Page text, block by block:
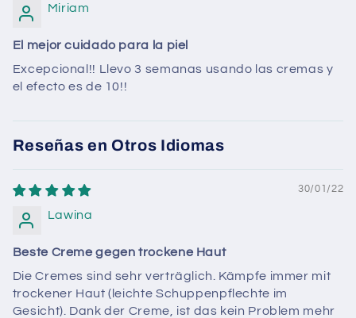
Miriam
El mejor cuidado para la piel
Excepcional!! Llevo 3 semanas usando las cremas y
el efecto es de 10!!
Reseñas en Otros Idiomas
30/01/22
Lawina
Beste Creme gegen trockene Haut
Die Cremes sind sehr verträglich. Kämpfe immer mit
trockener Haut (leichte Schuppenpflechte im
Gesicht). Dank der Creme, ist das kein Problem mehr